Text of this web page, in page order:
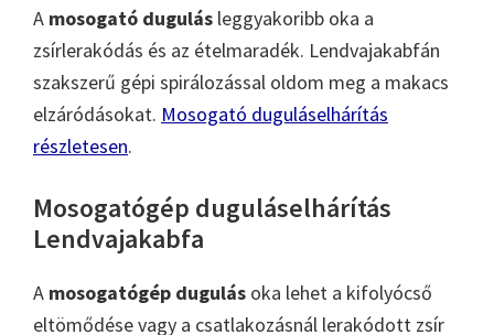
A mosogató dugulás leggyakoribb oka a
zsírlerakódás és az ételmaradék. Lendvajakabfán
szakszerű gépi spirálozással oldom meg a makacs
elzáródásokat. Mosogató duguláselhárítás
részletesen.
Mosogatógép duguláselhárítás
Lendvajakabfa
A mosogatógép dugulás oka lehet a kifolyócső
eltömődése vagy a csatlakozásnál lerakódott zsír